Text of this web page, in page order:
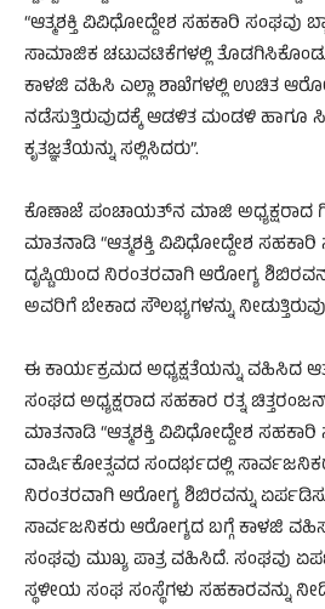
“ಆತ್ಮಶಕ್ತಿ ವಿವಿಧೋದ್ದೇಶ ಸಹಕಾರಿ ಸಂಘವು
ಸಾಮಾಜಿಕ ಚಟುವಟಿಕೆಗಳಲ್ಲಿ
ಕಾಳಜಿ ವಹಿಸಿ ಎಲ್ಲಾ ಶಾಖೆಗಳಲ್ಲಿ ಉಚಿತ
ನಡೆಸುತ್ತಿರುವುದಕ್ಕೆ ಆಡಳಿತ ಮಂಡಳಿ ಹಾಗೂ
ಕೃತಜ್ಞತೆಯನ್ನು ಸಲ್ಲಿಸಿದರು”.
ಕೊಣಾಜೆ ಪಂಚಾಯತ್‌ನ ಮಾಜಿ ಅಧ್ಯಕ್ಷರಾದ
ಮಾತನಾಡಿ “ಆತ್ಮಶಕ್ತಿ ವಿವಿಧೋದ್ದೇಶ
ದೃಷ್ಟಿಯಿಂದ ನಿರಂತರವಾಗಿ ಆರೋಗ್ಯ
ಅವರಿಗೆ ಬೇಕಾದ ಸೌಲಭ್ಯಗಳನ್ನು
ಈ ಕಾರ್ಯಕ್ರಮದ ಅಧ್ಯಕ್ಷತೆಯನ್ನು ವಹಿಸಿದ
ಸಂಘದ ಅಧ್ಯಕ್ಷರಾದ ಸಹಕಾರ ರತ್ನ
ಮಾತನಾಡಿ “ಆತ್ಮಶಕ್ತಿ ವಿವಿಧೋದ್ದೇಶ ಸಹಕಾರಿ
ವಾರ್ಷಿಕೋತ್ಸವದ ಸಂದರ್ಭದಲ್ಲಿ
ನಿರಂತರವಾಗಿ ಆರೋಗ್ಯ ಶಿಬಿರವನ್ನು
ಸಾರ್ವಜನಿಕರು ಆರೋಗ್ಯದ ಬಗ್ಗೆ ಕಾಳಜಿ
ಸಂಘವು ಮುಖ್ಯ ಪಾತ್ರ ವಹಿಸಿದೆ. ಸಂಘವು
ಸ್ಥಳೀಯ ಸಂಘ ಸಂಸ್ಥೆಗಳು ಸಹಕಾರವನ್ನು